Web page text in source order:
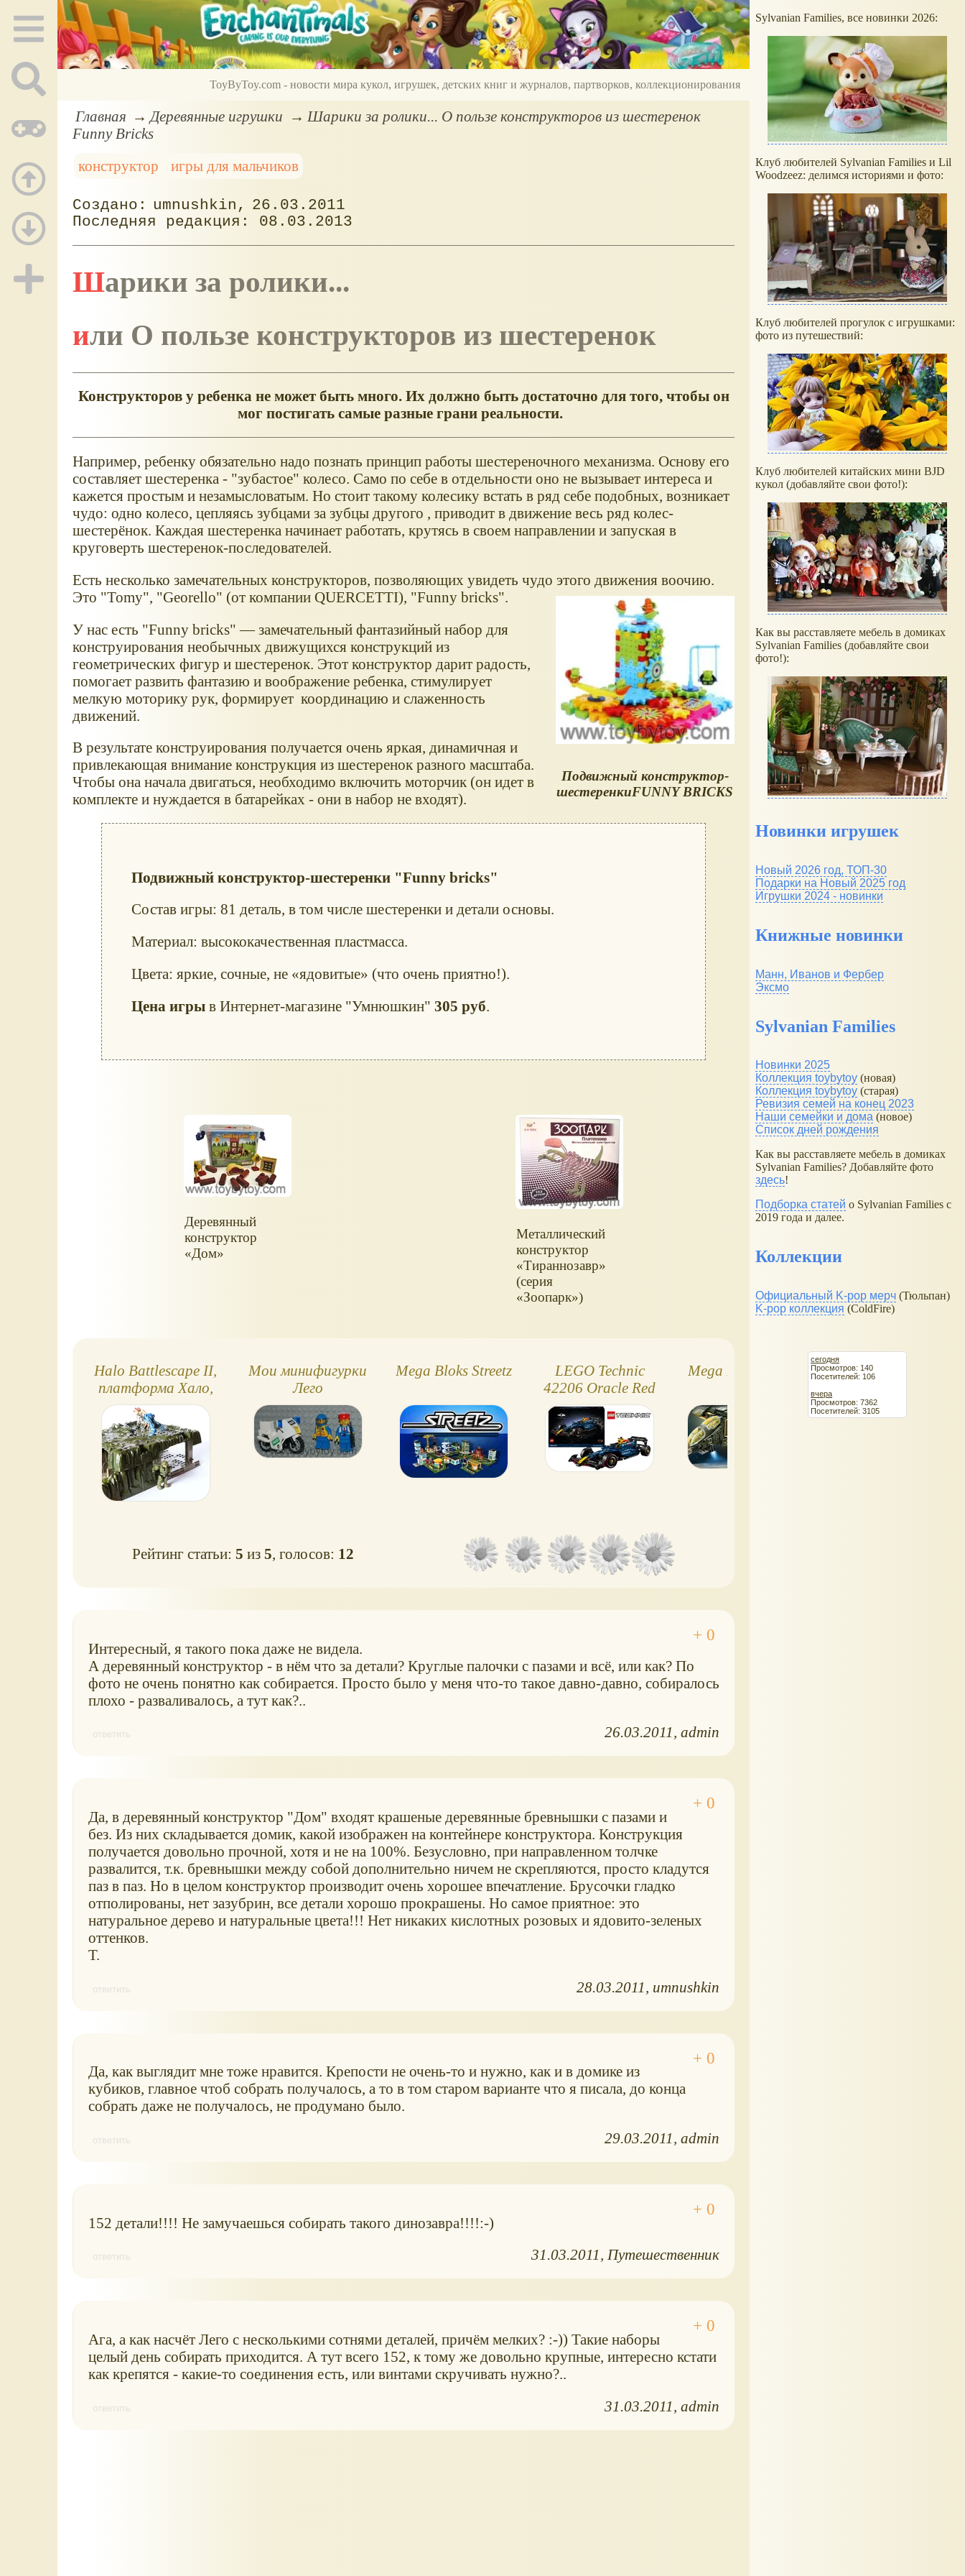
ToyByToy.com - новости мира кукол, игрушек, детских книг и журналов, партворков, коллекционирования
Главная Деревянные игрушки
Шарики за ролики... О пользе конструкторов из шестеренок
Funny Bricks
конструктор
игры для мальчиков
umnushkin
26.03.2011
08.03.2013
Шарики за ролики...
или О пользе конструкторов из шестеренок
Конструкторов у ребенка не может быть много. Их должно быть достаточно для того, чтобы он
мог постигать самые разные грани реальности.
Например, ребенку обязательно надо познать принцип работы шестереночного механизма. Основу его
составляет шестеренка - "зубастое" колесо. Само по себе в отдельности оно не вызывает интереса и
кажется простым и незамысловатым. Но стоит такому колесику встать в ряд себе подобных, возникает
чудо: одно колесо, цепляясь зубцами за зубцы другого , приводит в движение весь ряд колес-
шестерёнок. Каждая шестеренка начинает работать, крутясь в своем направлении и запуская в
круговерть шестеренок-последователей.
Есть несколько замечательных конструкторов, позволяющих увидеть чудо этого движения воочию.
Это "Tomy", "Georello" (от компании QUERCETTI), "Funny bricks".
Подвижный конструктор-
шестеренкиFUNNY BRICKS
У нас есть "Funny bricks" — замечательный фантазийный набор для
конструирования необычных движущихся конструкций из
геометрических фигур и шестеренок. Этот конструктор дарит радость,
помогает развить фантазию и воображение ребенка, стимулирует
мелкую моторику рук, формирует координацию и слаженность
движений.
В результате конструирования получается очень яркая, динамичная и
привлекающая внимание конструкция из шестеренок разного масштаба.
Чтобы она начала двигаться, необходимо включить моторчик (он идет в
комплекте и нуждается в батарейках - они в набор не входят).
Подвижный конструктор-шестеренки "Funny bricks"
Состав игры: 81 деталь, в том числе шестеренки и детали основы.
Материал: высококачественная пластмасса.
Цвета: яркие, сочные, не «ядовитые» (что очень приятно!).
Цена игры в Интернет-магазине "Умнюшкин"305 руб.
Деревянный
конструктор
«Дом»
Металлический
конструктор
«Тираннозавр»
(серия
«Зоопарк»)
Halo Battlescape II,
платформа Хало,
Мегаблокс
Мои минифигурки
Лего
Mega Bloks Streetz
LEGO Technic
42206 Oracle Red
Bull Racing RB20
F1
Mega Bloks Halo
Lego Star Wars
Рейтинг статьи:5 из5, голосов: 12
Интересный, я такого пока даже не видела.
А деревянный конструктор - в нём что за детали? Круглые палочки с пазами и всё, или как? По
фото не очень понятно как собирается. Просто было у меня что-то такое давно-давно, собиралось
плохо - разваливалось, а тут как?..
ответить 26.03.2011 admin
Да, в деревянный конструктор "Дом" входят крашеные деревянные бревнышки с пазами и
без. Из них складывается домик, какой изображен на контейнере конструктора. Конструкция
получается довольно прочной, хотя и не на 100%. Безусловно, при направленном толчке
развалится, т.к. бревнышки между собой дополнительно ничем не скрепляются, просто кладутся
паз в паз. Но в целом конструктор производит очень хорошее впечатление. Брусочки гладко
отполированы, нет зазубрин, все детали хорошо прокрашены. Но самое приятное: это
натуральное дерево и натуральные цвета!!! Нет никаких кислотных розовых и ядовито-зеленых
оттенков.
Т.
ответить 28.03.2011 umnushkin
Да, как выглядит мне тоже нравится. Крепости не очень-то и нужно, как и в домике из
кубиков, главное чтоб собрать получалось, а то в том старом варианте что я писала, до конца
собрать даже не получалось, не продумано было.
ответить 29.03.2011 admin
152 детали!!!! Не замучаешься собирать такого динозавра!!!!:-)
ответить 31.03.2011 Путешественник
Ага, а как насчёт Лего с несколькими сотнями деталей, причём мелких? :-)) Такие наборы
целый день собирать приходится. А тут всего 152, к тому же довольно крупные, интересно кстати
как крепятся - какие-то соединения есть, или винтами скручивать нужно?..
ответить 31.03.2011 admin
Sylvanian Families, все новинки 2026:
Клуб любителей Sylvanian Families и Lil
Woodzeez: делимся историями и фото:
Клуб любителей прогулок с игрушками:
фото из путешествий:
Клуб любителей китайских мини BJD
кукол (добавляйте свои фото!):
Как вы расставляете мебель в домиках
Sylvanian Families (добавляйте свои
фото!):
Новинки игрушек
Новый 2026 год, ТОП-30
Подарки на Новый 2025 год
Игрушки 2024 - новинки
Книжные новинки
Манн, Иванов и Фербер
Эксмо
Sylvanian Families
Новинки 2025
Коллекция toybytoy (новая)
Коллекция toybytoy (старая)
Ревизия семей на конец 2023
Наши семейки и дома (новое)
Список дней рождения
Как вы расставляете мебель в домиках
Sylvanian Families? Добавляйте фото
здесь!
Подборка статей о Sylvanian Families с
2019 года и далее.
Коллекции
Официальный K-pop мерч (Тюльпан)
K-pop коллекция (ColdFire)
сегодня
Просмотров: 140
Посетителей: 106
вчера
Просмотров: 7362
Посетителей: 3105